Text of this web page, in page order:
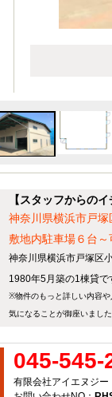
【スタッフからの
神奈川県横浜市戸
敷地内駐車場６台
神奈川県横浜市戸塚区
1980年5月築の1棟貸
※物件のもっと詳しい内容や
気になることが御座いまし
045-545-
有限会社アイエヌジ